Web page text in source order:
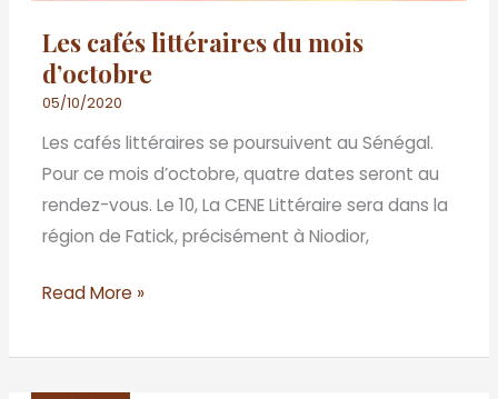
Les cafés littéraires du mois
d’octobre
05/10/2020
Les cafés littéraires se poursuivent au Sénégal.
Pour ce mois d’octobre, quatre dates seront au
rendez-vous. Le 10, La CENE Littéraire sera dans la
région de Fatick, précisément à Niodior,
Read More »